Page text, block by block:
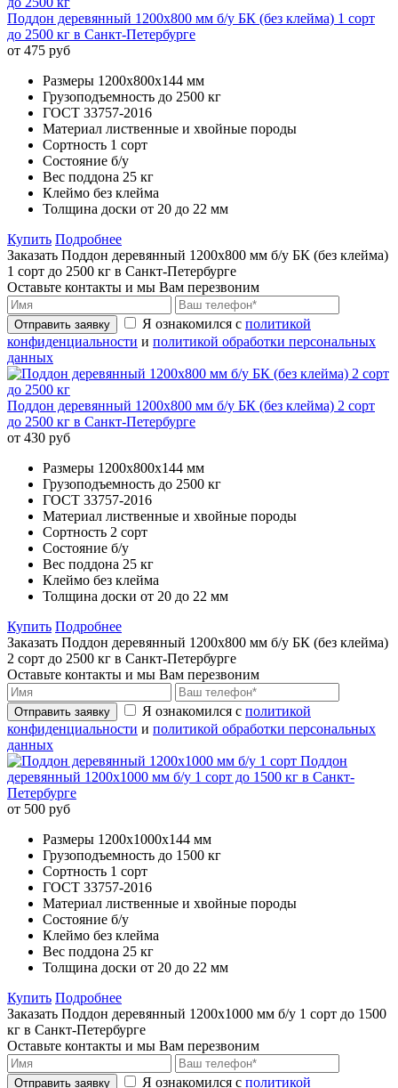
Поддон деревянный 1200х800 мм б/у БК (без клейма) 1 сорт
до 2500 кг в Санкт-Петербурге
от 475 руб
Размеры 1200х800x144 мм
Грузоподъемность до 2500 кг
ГОСТ 33757-2016
Материал лиственные и хвойные породы
Сортность 1 сорт
Состояние б/у
Вес поддона 25 кг
Клеймо без клейма
Толщина доски от 20 до 22 мм
Купить Подробнее
Заказать Поддон деревянный 1200х800 мм б/у БК (без клейма)
1 сорт до 2500 кг в Санкт-Петербурге
Оставьте контакты и мы Вам перезвоним
Отправить заявку Я ознакомился с политикой
конфиденциальности и политикой обработки персональных
данных
Поддон деревянный 1200х800 мм б/у БК (без клейма) 2 сорт
до 2500 кг в Санкт-Петербурге
от 430 руб
Размеры 1200х800x144 мм
Грузоподъемность до 2500 кг
ГОСТ 33757-2016
Материал лиственные и хвойные породы
Сортность 2 сорт
Состояние б/у
Вес поддона 25 кг
Клеймо без клейма
Толщина доски от 20 до 22 мм
Купить Подробнее
Заказать Поддон деревянный 1200х800 мм б/у БК (без клейма)
2 сорт до 2500 кг в Санкт-Петербурге
Оставьте контакты и мы Вам перезвоним
Отправить заявку Я ознакомился с политикой
конфиденциальности и политикой обработки персональных
данных
Поддон
деревянный 1200х1000 мм б/у 1 сорт до 1500 кг в Санкт-
Петербурге
от 500 руб
Размеры 1200х1000x144 мм
Грузоподъемность до 1500 кг
Сортность 1 сорт
ГОСТ 33757-2016
Материал лиственные и хвойные породы
Состояние б/у
Клеймо без клейма
Вес поддона 25 кг
Толщина доски от 20 до 22 мм
Купить Подробнее
Заказать Поддон деревянный 1200х1000 мм б/у 1 сорт до 1500
кг в Санкт-Петербурге
Оставьте контакты и мы Вам перезвоним
Отправить заявку Я ознакомился с политикой